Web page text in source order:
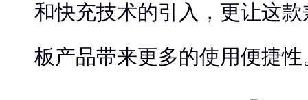
和快充技术的引入，更让这
板产品带来更多的使用便捷性